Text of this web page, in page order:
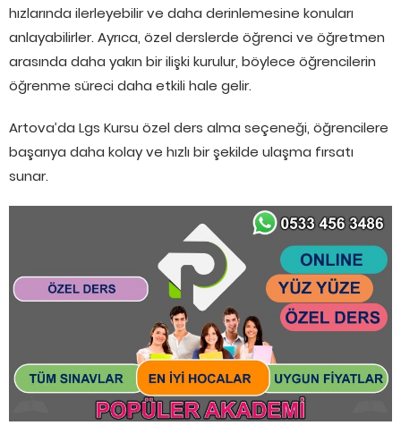
hızlarında ilerleyebilir ve daha derinlemesine konuları
anlayabilirler. Ayrıca, özel derslerde öğrenci ve öğretmen
arasında daha yakın bir ilişki kurulur, böylece öğrencilerin
öğrenme süreci daha etkili hale gelir.
Artova’da Lgs Kursu özel ders alma seçeneği, öğrencilere
başarıya daha kolay ve hızlı bir şekilde ulaşma fırsatı
sunar.